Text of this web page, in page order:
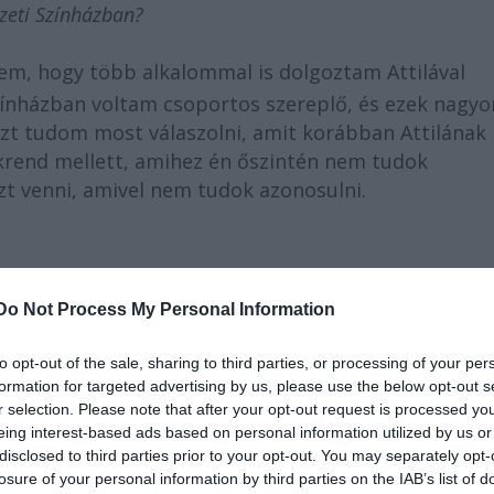
Not Process My Personal Information
opt-out of the sale, sharing to third parties, or processing of your
for targeted advertising by us, please use the below opt-out
selection. Please note that after your opt-out request is processed
interest-based ads based on personal information utilized by us
to third parties prior to your opt-out. You may separately
of your personal information by third parties on the IAB’s list of
Színházban?
hogy több alkalommal is dolgoztam Attilával
voltam csoportos szereplő, és ezek
tudom most válaszolni, amit korábban Attilának
mellett, amihez én őszintén nem tudok
venni, amivel nem tudok azonosulni.
vettek fel a főiskolára, előtte négy évet
kocsmáztam, mert nem akadt munka, se
meló és küzdelem. Persze az utóbbi
volt, de a szorongás csak átalakult.
munkát, mert teljesen meztelennek érzem
mi lesz. Tehát nem éreztem magam a tutiban
és nagyobb szerepeket kaptam. Ott is